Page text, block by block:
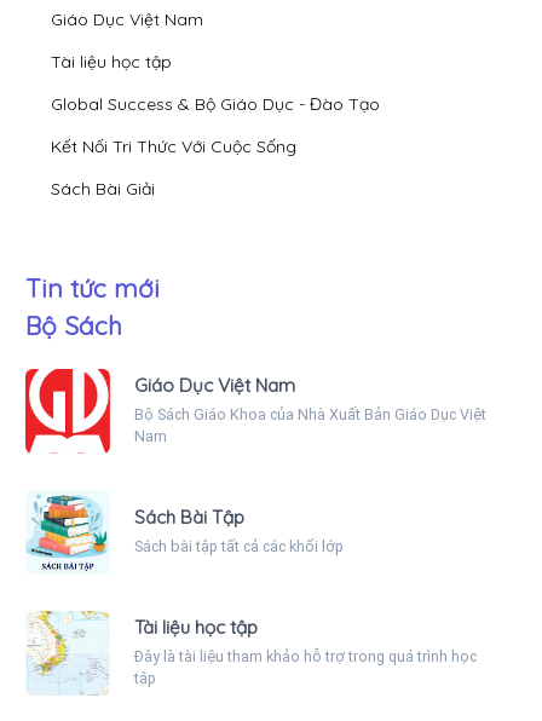
Giáo Dục Việt Nam
Tài liệu học tập
Global Success & Bộ Giáo Dục - Đào Tạo
Kết Nối Tri Thức Với Cuộc Sống
Sách Bài Giải
Tin tức mới
Bộ Sách
Giáo Dục Việt Nam
Bộ Sách Giáo Khoa của Nhà Xuất Bản Giáo Dục Việt
Nam
Sách Bài Tập
Sách bài tập tất cả các khối lớp
Tài liệu học tập
Đây là tài liệu tham khảo hỗ trợ trong quá trình học
tập